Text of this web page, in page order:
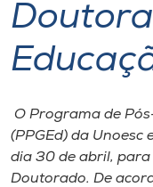
Unoesc
I.nova
O Programa de
(PPGEd) da Unoesc
dia 30 de abril, para
Doutorado. De